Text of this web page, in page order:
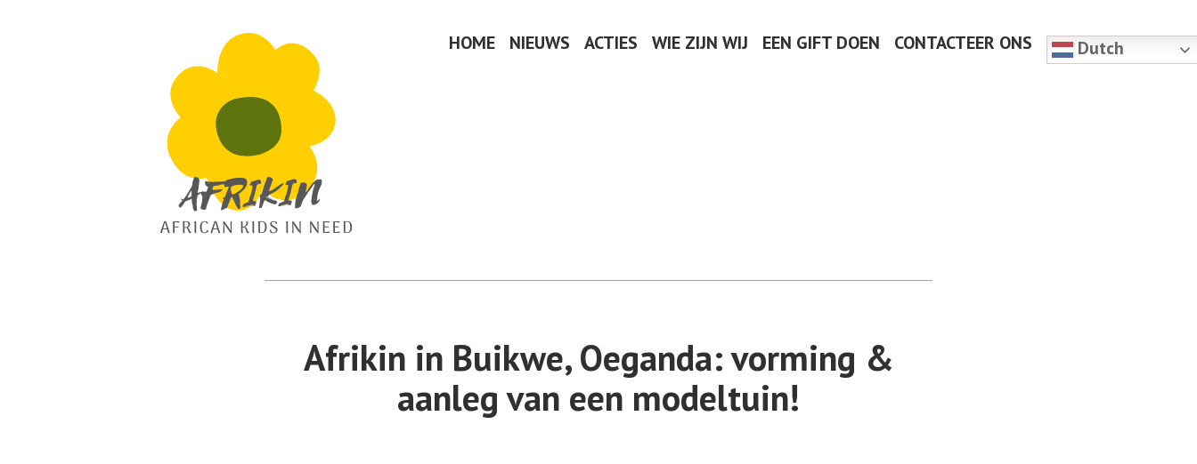
Afrikin
African Kids In Need
HOME NIEUWS ACTIES WIE ZIJN WIJ EEN GIFT DOEN CONTACTEER ONS Dutch
Afrikin in Buikwe, Oeganda: vorming &
aanleg van een modeltuin!